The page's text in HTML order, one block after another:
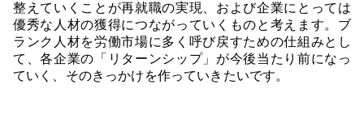
整えていくことが再就職の実現、および企業にとっては
優秀な人材の獲得につながっていくものと考えます。ブ
ランク人材を労働市場に多く呼び戻すための仕組みとし
て、各企業の「リターンシップ」が今後当たり前になっ
ていく、そのきっかけを作っていきたいです。